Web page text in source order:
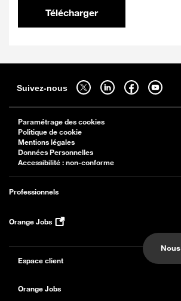
Télécharger
Suivez-nous
Suivez-nous sur twitter - ouverture
Suivez-nous sur linkedin -
Suivez-nous sur
Suivez-
Paramétrage des cookies
Politique de cookie
Mentions légales
Données Personnelles
Accessibilité : non-conforme
Professionnels
Orange Jobs
Espace client
Orange Jobs